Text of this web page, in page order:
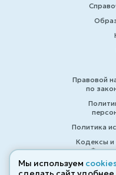
Правовой
по
Политика
Кодексы и
Мы используем